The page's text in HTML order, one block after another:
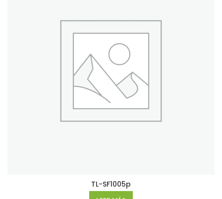
TL-SF1005p